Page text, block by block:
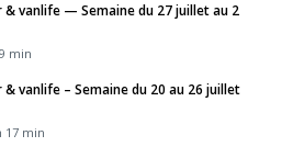
& vanlife — Semaine du 27 juillet au 2
min
vanlife – Semaine du 20 au 26 juillet
17 min